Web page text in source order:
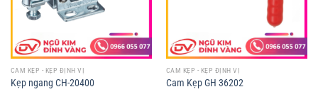
CAM KẸP - KẸP ĐỊNH VỊ
Kẹp ngang CH-20400
CAM KẸP - KẸP ĐỊNH VỊ
Cam Kẹp GH 36202